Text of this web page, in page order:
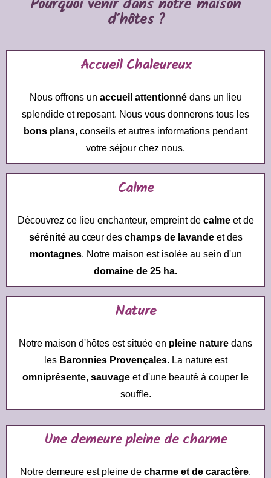
Pourquoi venir dans notre maison
d'hôtes ?
Accueil Chaleureux
Nous offrons un accueil attentionnédans un lieu
splendide et reposant. Nous vous donnerons tous les
bons plans, conseils et autres informations pendant
votre séjour chez nous.
Calme
Découvrez ce lieu enchanteur, empreint de calmeet de
sérénitéau cœur des champs de lavandeet des
montagnes. Notre maison est isolée au sein d'un
domaine de 25 ha.
Nature
Notre maison d'hôtes est située en pleine nature dans
les Baronnies Provençales. La nature est
omniprésente, sauvage et d'une beauté à couper le
souffle.
Une demeure pleine de charme
Notre demeure est pleine de charme et de caractère.